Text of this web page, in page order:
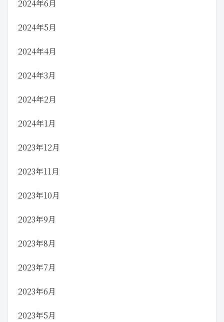
2024年6月
2024年5月
2024年4月
2024年3月
2024年2月
2024年1月
2023年12月
2023年11月
2023年10月
2023年9月
2023年8月
2023年7月
2023年6月
2023年5月